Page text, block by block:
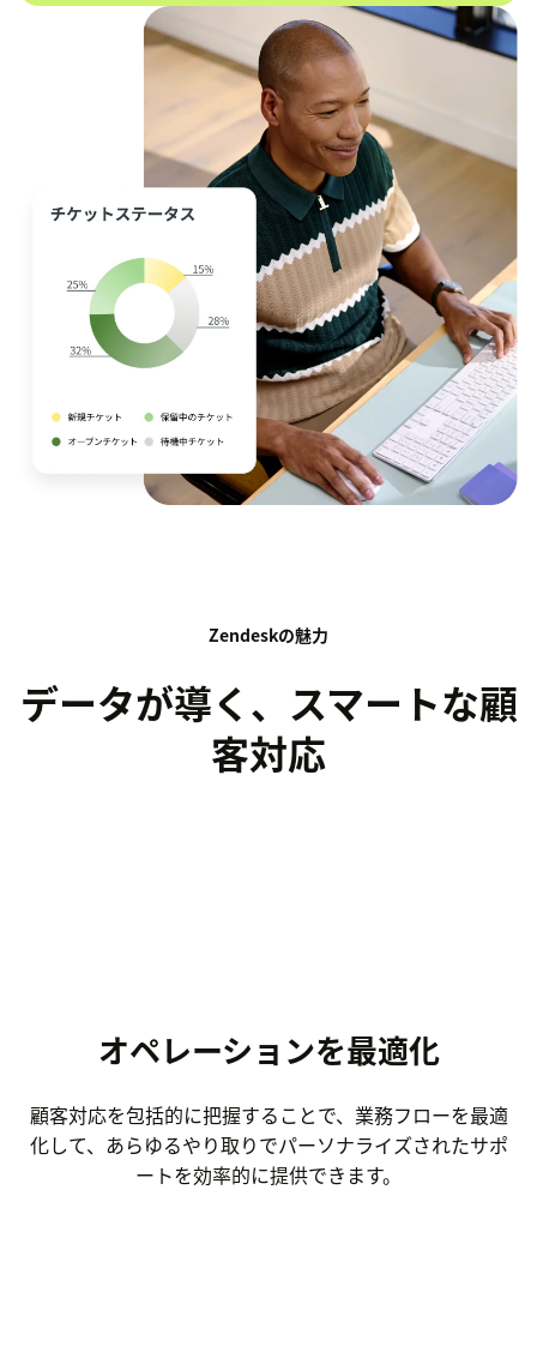
Zendeskの魅力
データが導く、スマートな顧
客対応
オペレーションを最適化
顧客対応を包括的に把握することで、業務フローを最適
化して、あらゆるやり取りでパーソナライズされたサポ
ートを効率的に提供できます。